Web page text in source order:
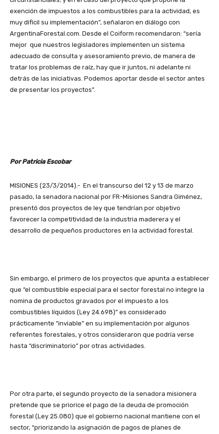
exención de impuestos a los combustibles para la actividad, es
muy difícil su implementación”, señalaron en diálogo con
ArgentinaForestal.com. Desde el Coiform recomendaron: “sería
mejor que nuestros legisladores implementen un sistema
adecuado de consulta y asesoramiento previo, de manera de
tratar los problemas de raíz, hay que ir juntos, ni adelante ni
detrás de las iniciativas. Podemos aportar desde el sector antes
de presentar los proyectos”.
Por Patricia Escobar
MISIONES (23/3/2014).- En el transcurso del 12 y 13 de marzo
pasado, la senadora nacional por FR-Misiones Sandra Giménez,
presentó dos proyectos de ley que tendrían por objetivo
favorecer la competitividad de la industria maderera y el
desarrollo de pequeños productores en la actividad forestal.
Sin embargo, el primero de los proyectos que apunta a establecer
que “el combustible especial para el sector forestal no integre la
nomina de productos gravados por el impuesto a los
combustibles líquidos (Ley 24.698)” es considerado
prácticamente “inviable” en su implementación por algunos
referentes forestales, y otros consideraron que podría verse
hasta “discriminatorio” por otras actividades.
Por otra parte, el segundo proyecto de la senadora misionera
pretende que se priorice el pago de la deuda de promoción
forestal (Ley 25.080) que el gobierno nacional mantiene con el
sector, “priorizando la asignación de pagos de planes de